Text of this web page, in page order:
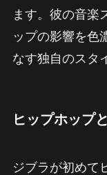
ます。彼の音楽
ップの影響を色
なす独自のスタ
ヒップホップ
ジブラが初めて